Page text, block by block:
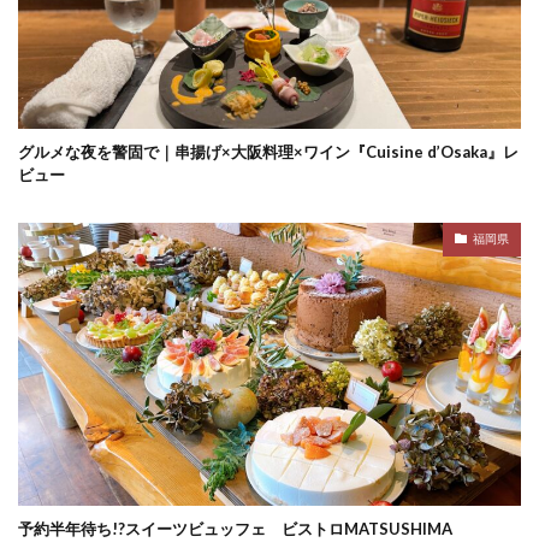
グルメな夜を警固で｜串揚げ×大阪料理×ワイン『Cuisine d’Osaka』レ
ビュー
福岡県
予約半年待ち!?スイーツビュッフェ ビストロMATSUSHIMA